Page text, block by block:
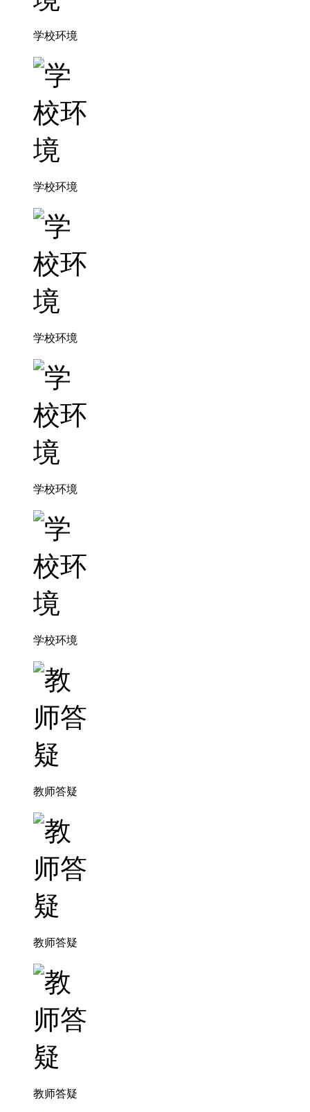
学校环境
学校环境
学校环境
学校环境
学校环境
教师答疑
教师答疑
教师答疑